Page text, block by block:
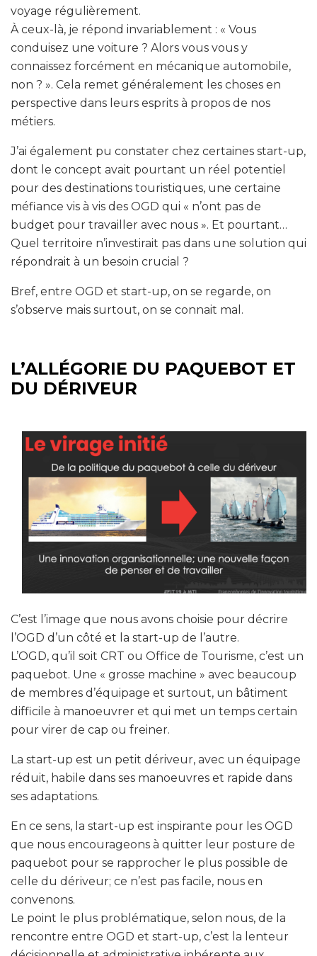
voyage régulièrement.
À ceux-là, je répond invariablement : « Vous
conduisez une voiture ? Alors vous vous y
connaissez forcément en mécanique automobile,
non ? ». Cela remet généralement les choses en
perspective dans leurs esprits à propos de nos
métiers.
J’ai également pu constater chez certaines start-up,
dont le concept avait pourtant un réel potentiel
pour des destinations touristiques, une certaine
méfiance vis à vis des OGD qui « n’ont pas de
budget pour travailler avec nous ». Et pourtant…
Quel territoire n’investirait pas dans une solution qui
répondrait à un besoin crucial ?
Bref, entre OGD et start-up, on se regarde, on
s’observe mais surtout, on se connait mal.
L’ALLÉGORIE DU PAQUEBOT ET
DU DÉRIVEUR
C’est l’image que nous avons choisie pour décrire
l’OGD d’un côté et la start-up de l’autre.
L’OGD, qu’il soit CRT ou Office de Tourisme, c’est un
paquebot. Une « grosse machine » avec beaucoup
de membres d’équipage et surtout, un bâtiment
difficile à manoeuvrer et qui met un temps certain
pour virer de cap ou freiner.
La start-up est un petit dériveur, avec un équipage
réduit, habile dans ses manoeuvres et rapide dans
ses adaptations.
En ce sens, la start-up est inspirante pour les OGD
que nous encourageons à quitter leur posture de
paquebot pour se rapprocher le plus possible de
celle du dériveur; ce n’est pas facile, nous en
convenons.
Le point le plus problématique, selon nous, de la
rencontre entre OGD et start-up, c’est la lenteur